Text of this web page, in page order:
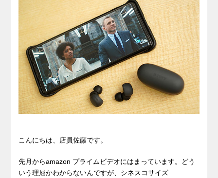
こんにちは、店員佐藤です。
先月からamazon プライムビデオにはまっています。どう
いう理屈かわからないんですが、シネスコサイズ